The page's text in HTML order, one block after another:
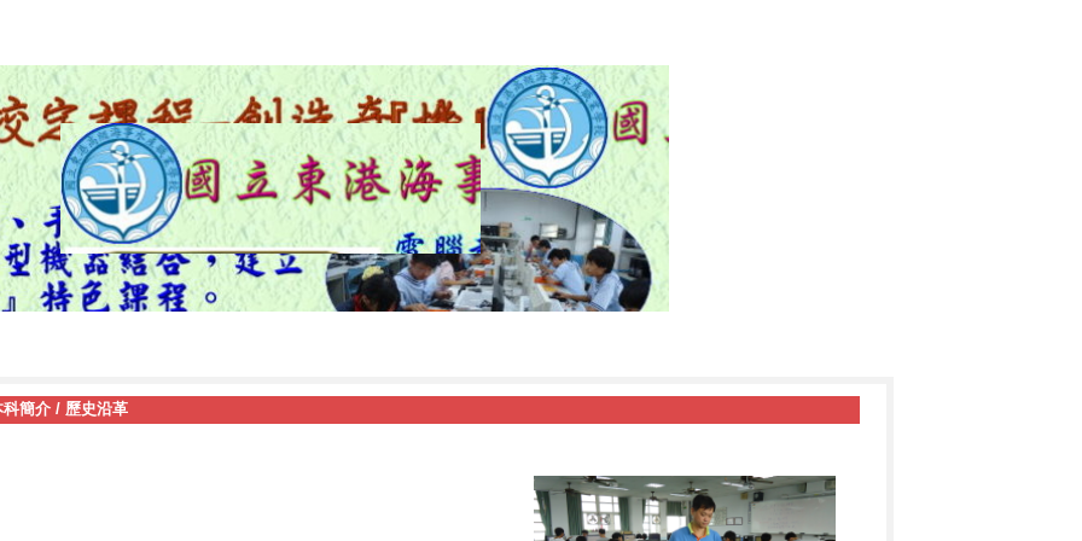
科簡介/ 歷史沿革